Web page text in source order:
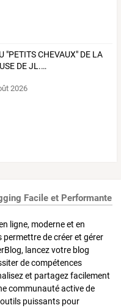
"PETITSCHEVAUX" DE LA
DEJL.…
2026
Facile et Performante
ligne, moderne et en
de créer et gérer
lancez votre blog
de compétences
et partagez facilement
communauté active de
puissants pour